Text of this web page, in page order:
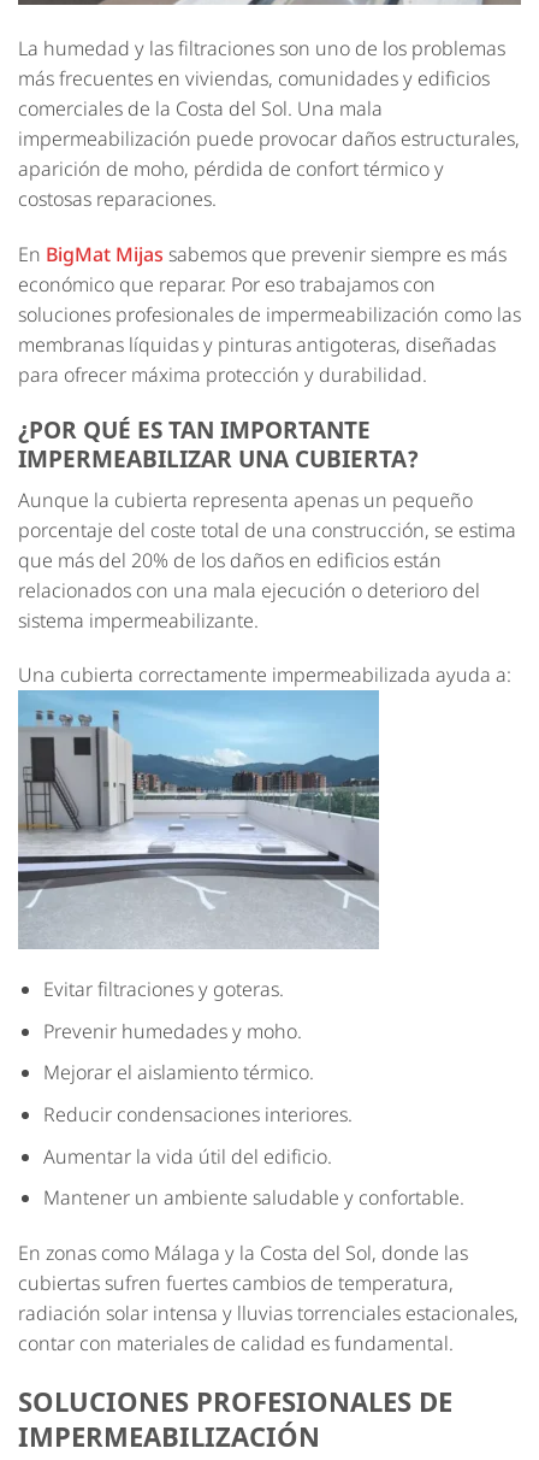
La humedad y las filtraciones son uno de los problemas
más frecuentes en viviendas, comunidades y edificios
comerciales de la Costa del Sol. Una mala
impermeabilización puede provocar daños estructurales,
aparición de moho, pérdida de confort térmico y
costosas reparaciones.
En BigMat Mijas sabemos que prevenir siempre es más
económico que reparar. Por eso trabajamos con
soluciones profesionales de impermeabilización como las
membranas líquidas y pinturas antigoteras, diseñadas
para ofrecer máxima protección y durabilidad.
¿POR QUÉ ES TAN IMPORTANTE
IMPERMEABILIZAR UNA CUBIERTA?
Aunque la cubierta representa apenas un pequeño
porcentaje del coste total de una construcción, se estima
que más del 20% de los daños en edificios están
relacionados con una mala ejecución o deterioro del
sistema impermeabilizante.
Una cubierta correctamente impermeabilizada ayuda a:
Evitar filtraciones y goteras.
Prevenir humedades y moho.
Mejorar el aislamiento térmico.
Reducir condensaciones interiores.
Aumentar la vida útil del edificio.
Mantener un ambiente saludable y confortable.
En zonas como Málaga y la Costa del Sol, donde las
cubiertas sufren fuertes cambios de temperatura,
radiación solar intensa y lluvias torrenciales estacionales,
contar con materiales de calidad es fundamental.
SOLUCIONES PROFESIONALES DE
IMPERMEABILIZACIÓN